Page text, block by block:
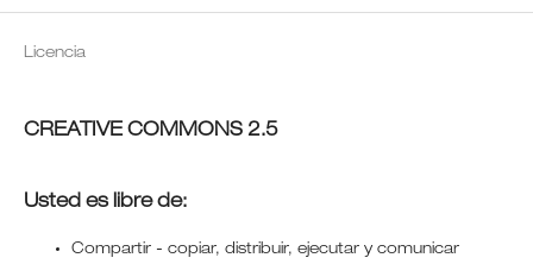
Licencia
CREATIVE COMMONS 2.5
Usted es libre de:
Compartir - copiar, distribuir, ejecutar y comunicar